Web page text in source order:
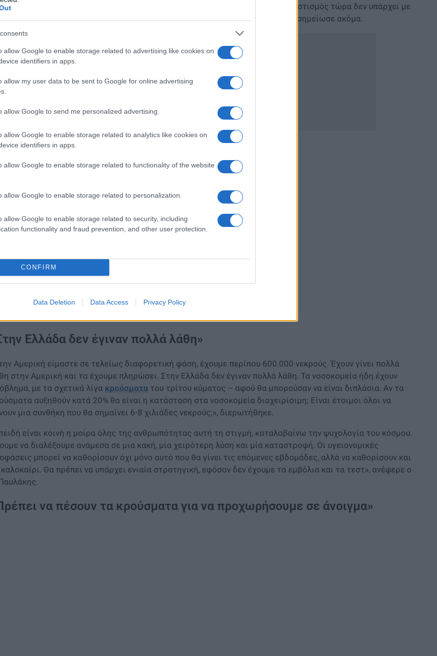
allow Google to enable storage related to advertising like cookies on
identifiers in apps.
allow my user data to be sent to Google for online advertising
allow Google to send me personalized advertising.
allow Google to enable storage related to analytics like cookies on
identifiers in apps.
allow Google to enable storage related to functionality of the website
allow Google to enable storage related to personalization.
allow Google to enable storage related to security, including
functionality and fraud prevention, and other user protection.
CONFIRM
Data Deletion Data Access Privacy Policy
σε μία – δύο εβδομάδες λόγω των πολλών θυμάτων του ιού. Ο συνωστισμός τώρα δεν υπάρχει με
άδεια του κράτους. Αν ανοίξει η εστίαση τώρα θα βγαίνει μαζικά ο κόσμος», σημείωσε ακόμα.
Ελλάδα δεν έγιναν πολλά λάθη»
Αμερική είμαστε σε τελείως διαφορετική φάση, έχουμε περίπου 600.000 νεκρούς. Έχουν γίνει πολλά
στην Αμερική και τα έχουμε πληρώσει. Στην Ελλάδα δεν έγιναν πολλά λάθη. Τα νοσοκομεία ήδη έχουν
με τα σχετικά λίγα κρούσματα του τρίτου κύματος – αφού θα μπορούσαν να είναι διπλάσια. Αν τα
αυξηθούν κατά 20% θα είναι η κατάσταση στα νοσοκομεία διαχειρίσιμη; Είναι έτοιμοι όλοι να
μια συνθήκη που θα σημαίνει 6-8 χιλιάδες νεκρούς;», διερωτήθηκε.
είναι κοινή η μοίρα όλης της ανθρωπότητας αυτή τη στιγμή, καταλαβαίνω την ψυχολογία του κόσμου.
να διαλέξουμε ανάμεσα σε μια κακή, μία χειρότερη λύση και μία καταστροφή. Οι υγειονομικές
μπορεί να καθορίσουν όχι μόνο αυτό που θα γίνει τις επόμενες εβδομάδες, αλλά να καθορίσουν και
Θα πρέπει να υπάρχει ενιαία στρατηγική, εφόσον δεν έχουμε τα εμβόλια και τα τεστ», ανέφερε ο
να πέσουν τα κρούσματα για να προχωρήσουμε σε άνοιγμα»